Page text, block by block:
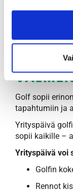
golf.fi - 0400
Golf sopii
tapahtumiin ja
Yrityspäivä
sopii kaikille –
Yrityspäivä voi
Golfin
Rennot